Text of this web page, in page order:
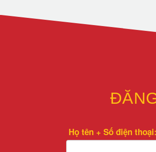
Họ tên + Số điện thoại: